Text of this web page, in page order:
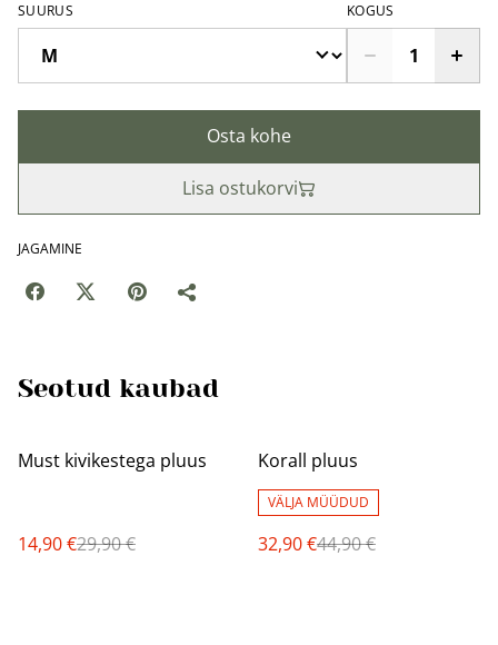
SUURUS KOGUS
Osta kohe
Lisa ostukorvi
JAGAMINE
Seotud kaubad
%
Must kivikestega pluus
14,90 €29,90 €
%
Korall pluus
VÄLJA MÜÜDUD
32,90 €44,90 €